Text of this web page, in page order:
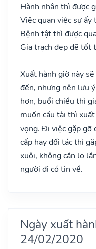
Hành nhân thì được
Việc quan việc sự ấy
Bệnh tật thì được
Gia trạch đẹp đẽ tốt
Xuất hành giờ này
đến, nhưng nên lưu
hơn, buổi chiều thì
muốn cầu tài thì
vọng. Đi việc gặp gỡ
cấp hay đối tác thì
xuôi, không cần lo
người đi có tin về.
Ngày xuất
24/02/2020